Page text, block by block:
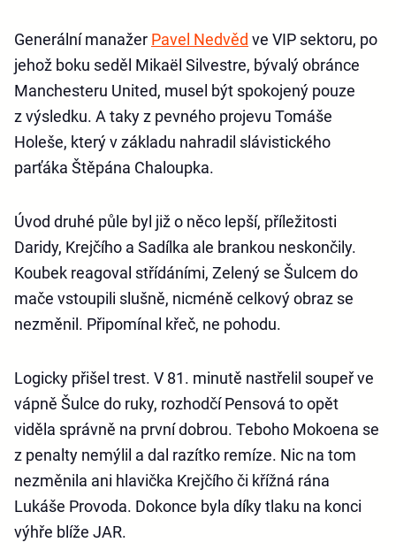
Generální manažer Pavel Nedvěd ve VIP sektoru, po
jehož boku seděl Mikaël Silvestre, bývalý obránce
Manchesteru United, musel být spokojený pouze
z výsledku. A taky z pevného projevu Tomáše
Holeše, který v základu nahradil slávistického
parťáka Štěpána Chaloupka.
Úvod druhé půle byl již o něco lepší, příležitosti
Daridy, Krejčího a Sadílka ale brankou neskončily.
Koubek reagoval střídáními, Zelený se Šulcem do
mače vstoupili slušně, nicméně celkový obraz se
nezměnil. Připomínal křeč, ne pohodu.
Logicky přišel trest. V 81. minutě nastřelil soupeř ve
vápně Šulce do ruky, rozhodčí Pensová to opět
viděla správně na první dobrou. Teboho Mokoena se
z penalty nemýlil a dal razítko remíze. Nic na tom
nezměnila ani hlavička Krejčího či křížná rána
Lukáše Provoda. Dokonce byla díky tlaku na konci
výhře blíže JAR.